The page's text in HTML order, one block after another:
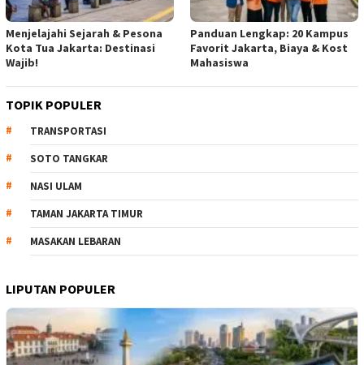
Menjelajahi Sejarah & Pesona
Kota Tua Jakarta: Destinasi
Wajib!
Panduan Lengkap: 20 Kampus
Favorit Jakarta, Biaya & Kost
Mahasiswa
TOPIK POPULER
TRANSPORTASI
SOTO TANGKAR
NASI ULAM
TAMAN JAKARTA TIMUR
MASAKAN LEBARAN
LIPUTAN POPULER